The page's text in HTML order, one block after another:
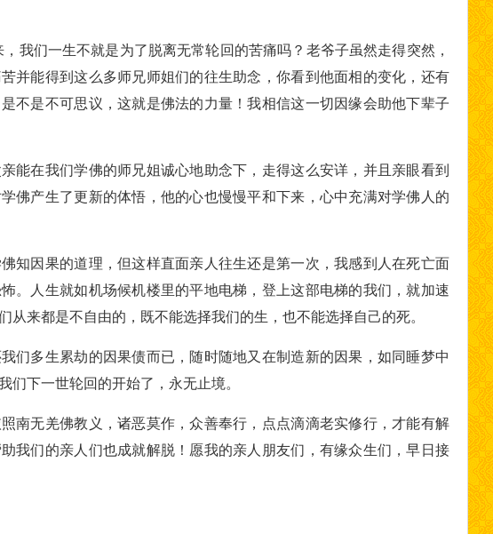
我们一生不就是为了脱离无常轮回的苦痛吗？老爷子虽然走得突然，
并能得到这么多师兄师姐们的往生助念，你看到他面相的变化，还有
不是不可思议，这就是佛法的力量！我相信这一切因缘会助他下辈子
能在我们学佛的师兄姐诚心地助念下，走得这么安详，并且亲眼看到
佛产生了更新的体悟，他的心也慢慢平和下来，心中充满对学佛人的
知因果的道理，但这样直面亲人往生还是第一次，我感到人在死亡面
。人生就如机场候机楼里的平地电梯，登上这部电梯的我们，就加速
来都是不自由的，既不能选择我们的生，也不能选择自己的死。
们多生累劫的因果债而已，随时随地又在制造新的因果，如同睡梦中
们下一世轮回的开始了，永无止境。
南无羌佛教义，诸恶莫作，众善奉行，点点滴滴老实修行，才能有解
我们的亲人们也成就解脱！愿我的亲人朋友们，有缘众生们，早日接